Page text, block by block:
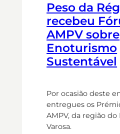
Peso da
recebeu
AMPV sobre
Enoturismo
Sustentável
Por ocasião deste
entregues os
AMPV, da região do
Varosa.